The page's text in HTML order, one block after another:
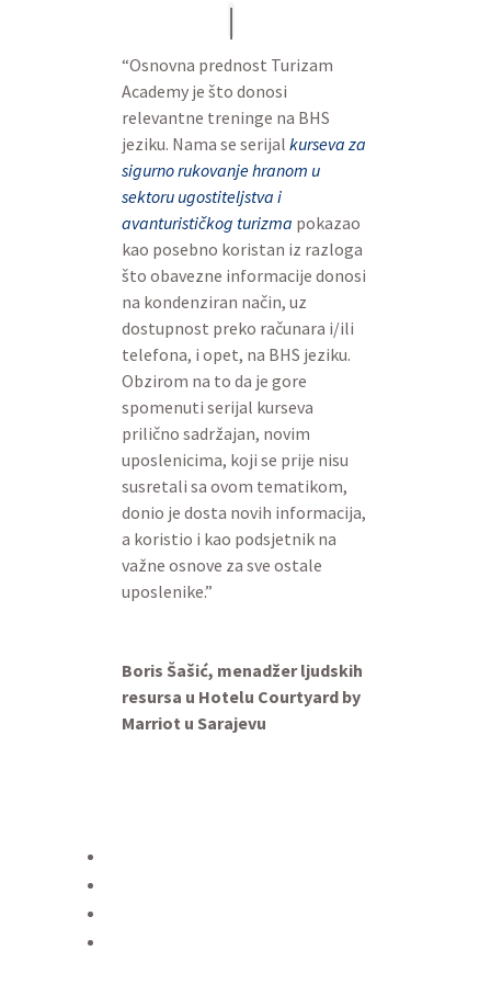
“Osnovna prednost Turizam
Academy je što donosi
relevantne treninge na BHS
jeziku. Nama se serijal kurseva za
sigurno rukovanje hranom u
sektoru ugostiteljstva i
avanturističkog turizma pokazao
kao posebno koristan iz razloga
što obavezne informacije donosi
na kondenziran način, uz
dostupnost preko računara i/ili
telefona, i opet, na BHS jeziku.
Obzirom na to da je gore
spomenuti serijal kurseva
prilično sadržajan, novim
uposlenicima, koji se prije nisu
susretali sa ovom tematikom,
donio je dosta novih informacija,
a koristio i kao podsjetnik na
važne osnove za sve ostale
uposlenike.”
Boris Šašić, menadžer ljudskih
resursa u Hotelu Courtyard by
Marriot u Sarajevu